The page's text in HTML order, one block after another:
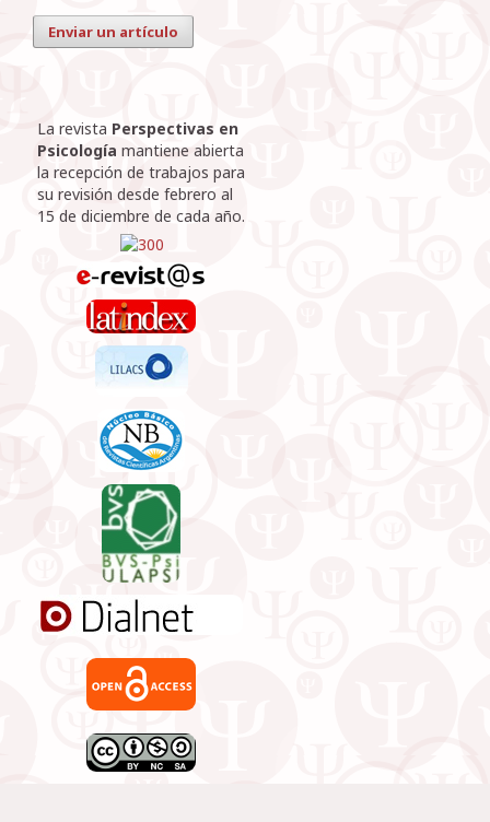
Enviar un artículo
La revista Perspectivas en
Psicología mantiene abierta
la recepción de trabajos para
su revisión desde febrero al
15 de diciembre de cada año.